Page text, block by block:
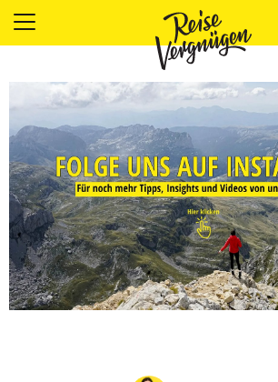
LÄNDER
UNTERKÜNFTE
FOOD
PLANUNG
OUTDOOR